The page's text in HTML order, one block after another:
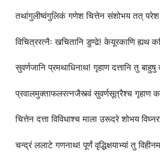
तथांगुलीष्वंगुलिकं गणेश चित्तेन संशोभय तत्
विचित्ररत्नैः खचितानि डुण्ढे! केयूरकाणि ह्यथ
सुवर्णजानि प्रमथाधिनाथ! गृहाण दत्तानि तु
प्रवालमुक्ताफलरत्नजैस्त्वं सुवर्णसूत्रैश्च गृहाण
चित्तेन दत्ता विविधाश्च माला उरूदरे शोभय
चन्द्रं ललाटे गणनाथ! पूर्णं वृद्धिक्षयाभ्यां तु